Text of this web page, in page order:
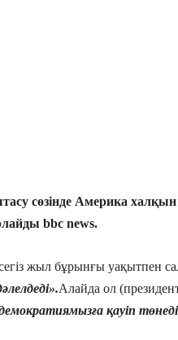
сөзінде Америка халқын
bbc news.
жыл бұрынғы уақытпен
Алайда ол
қауіп